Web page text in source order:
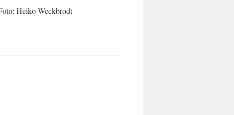
Heiko Weckbrodt